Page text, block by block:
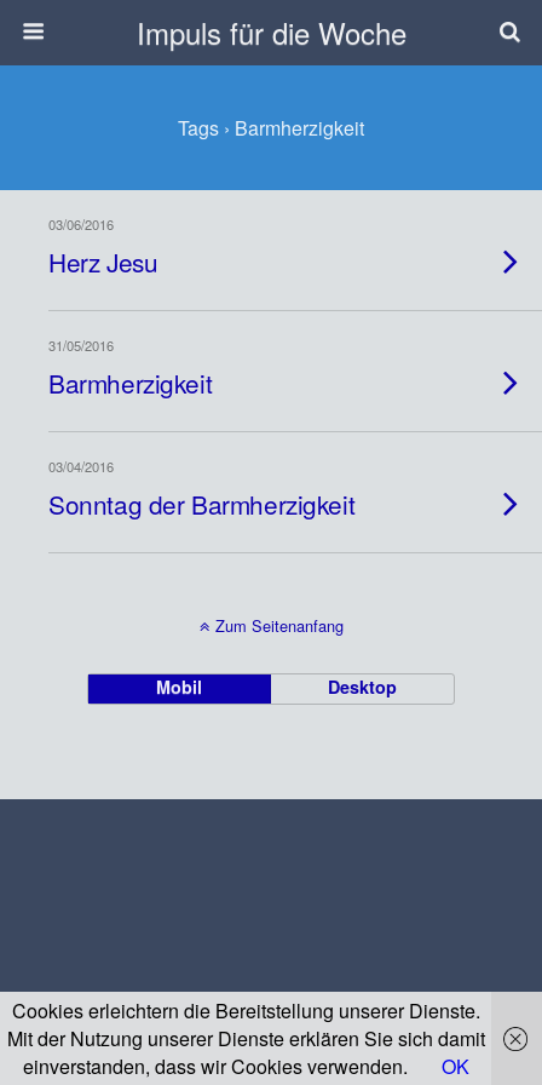
Impuls für die Woche
Tags › Barmherzigkeit
03/06/2016
Herz Jesu
31/05/2016
Barmherzigkeit
03/04/2016
Sonntag der Barmherzigkeit
Zum Seitenanfang
Mobil Desktop
Cookies erleichtern die Bereitstellung unserer Dienste.
Mit der Nutzung unserer Dienste erklären Sie sich damit
einverstanden, dass wir Cookies verwenden.
OK